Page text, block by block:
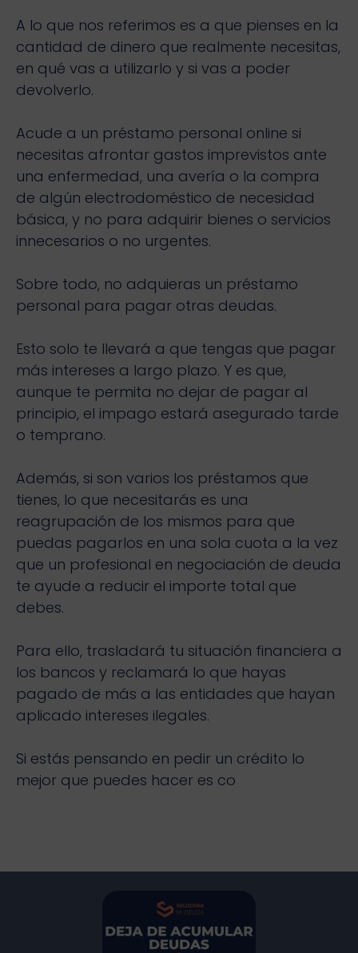
A lo que nos referimos es a que pienses en la
cantidad de dinero que realmente necesitas,
en qué vas a utilizarlo y si vas a poder
devolverlo.
Acude a un préstamo personal online si
necesitas afrontar gastos imprevistos ante
una enfermedad, una avería o la compra
de algún electrodoméstico de necesidad
básica, y no para adquirir bienes o servicios
innecesarios o no urgentes.
Sobre todo, no adquieras un préstamo
personal para pagar otras deudas.
Esto solo te llevará a que tengas que pagar
más intereses a largo plazo. Y es que,
aunque te permita no dejar de pagar al
principio, el impago estará asegurado tarde
o temprano.
Además, si son varios los préstamos que
tienes, lo que necesitarás es una
reagrupación de los mismos para que
puedas pagarlos en una sola cuota a la vez
que un profesional en negociación de deuda
te ayude a reducir el importe total que
debes.
Para ello, trasladará tu situación financiera a
los bancos y reclamará lo que hayas
pagado de más a las entidades que hayan
aplicado intereses ilegales.
Si estás pensando en pedir un crédito lo
mejor que puedes hacer es co